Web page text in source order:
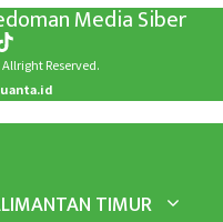
Media Siber
Allright Reserved.
TIMUR